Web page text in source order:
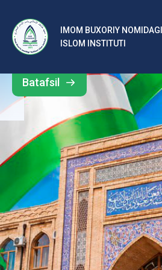
IMOM BUXORIY
ISLOM INSTITUTI
b
al
ar
o‘
rt
a
si
d
Barcha
yangiliklar
Batafsil